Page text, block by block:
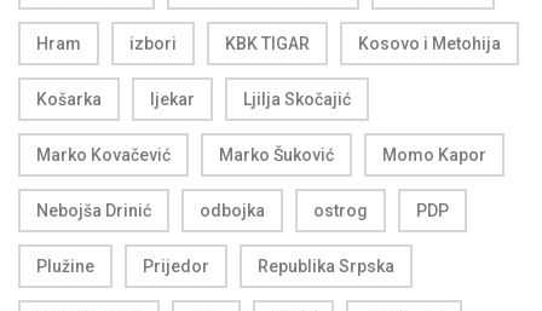
Hram izbori KBK TIGAR Kosovo i Metohija
Košarka ljekar Ljilja Skočajić
Marko Kovačević Marko Šuković Momo Kapor
Nebojša Drinić odbojka ostrog PDP
Plužine Prijedor Republika Srpska